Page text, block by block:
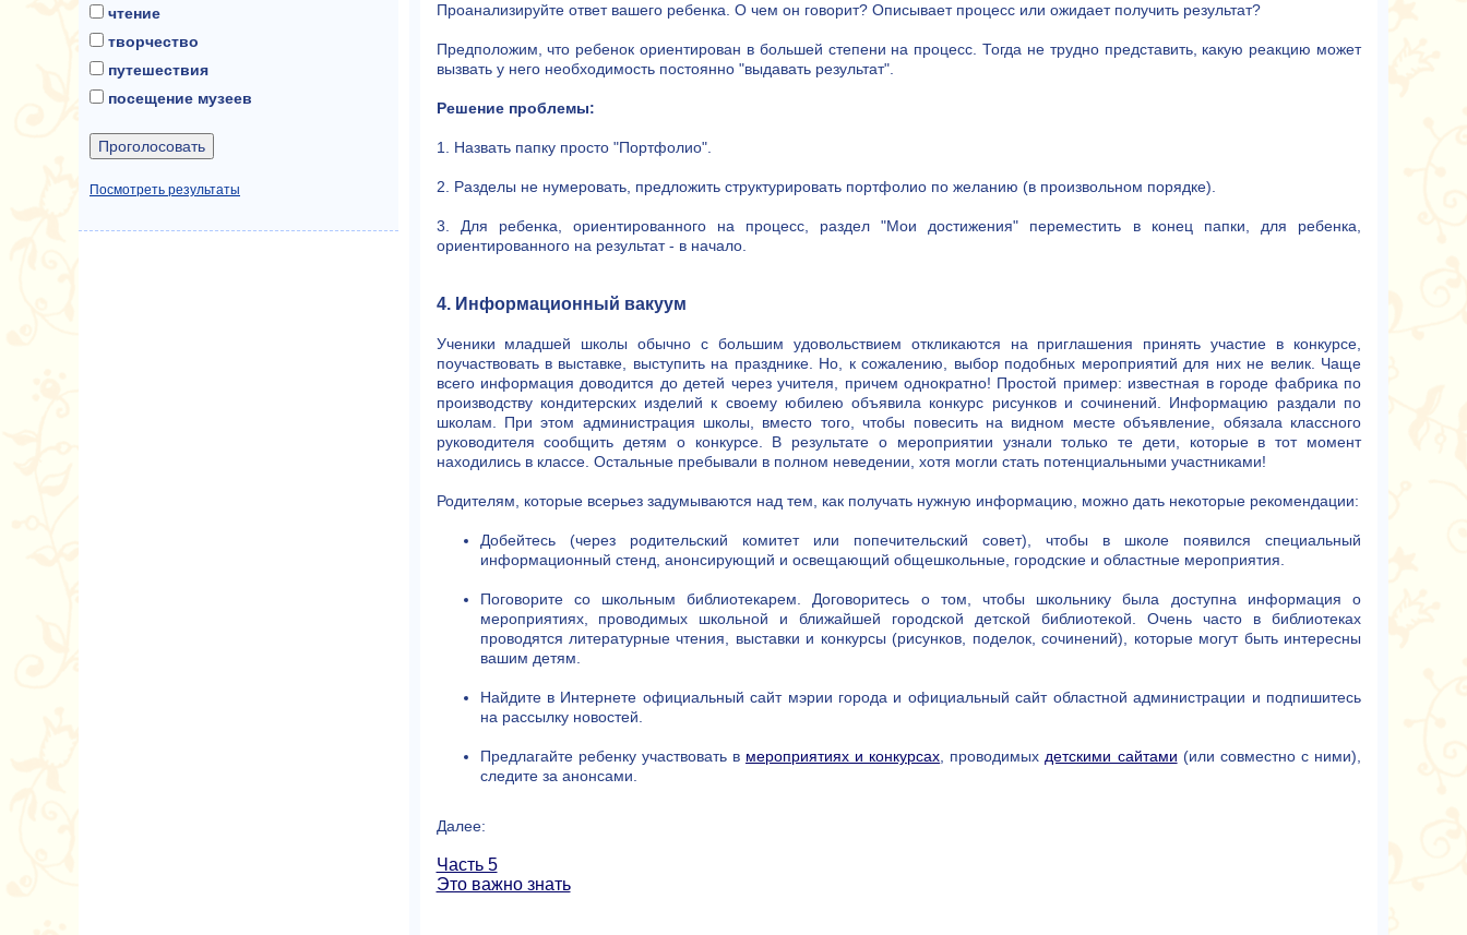
Проанализируйте ответ вашего ребенка. О чем он говорит? Описывает процесс или ожидает получить результат?
Предположим, что ребенок ориентирован в большей степени на процесс. Тогда не трудно представить, какую реакцию может
вызвать у него необходимость постоянно "выдавать результат".
Решение проблемы:
1. Назвать папку просто "Портфолио".
2. Разделы не нумеровать, предложить структурировать портфолио по желанию (в произвольном порядке).
3. Для ребенка, ориентированного на процесс, раздел "Мои достижения" переместить в конец папки, для ребенка,
ориентированного на результат - в начало.
4. Информационный вакуум
Ученики младшей школы обычно с большим удовольствием откликаются на приглашения принять участие в конкурсе,
поучаствовать в выставке, выступить на празднике. Но, к сожалению, выбор подобных мероприятий для них не велик. Чаще
всего информация доводится до детей через учителя, причем однократно! Простой пример: известная в городе фабрика по
производству кондитерских изделий к своему юбилею объявила конкурс рисунков и сочинений. Информацию раздали по
школам. При этом администрация школы, вместо того, чтобы повесить на видном месте объявление, обязала классного
руководителя сообщить детям о конкурсе. В результате о мероприятии узнали только те дети, которые в тот момент
находились в классе. Остальные пребывали в полном неведении, хотя могли стать потенциальными участниками!
Родителям, которые всерьез задумываются над тем, как получать нужную информацию, можно дать некоторые рекомендации:
Добейтесь (через родительский комитет или попечительский совет), чтобы в школе появился специальный
информационный стенд, анонсирующий и освещающий общешкольные, городские и областные мероприятия.
Поговорите со школьным библиотекарем. Договоритесь о том, чтобы школьнику была доступна информация о
мероприятиях, проводимых школьной и ближайшей городской детской библиотекой. Очень часто в библиотеках
проводятся литературные чтения, выставки и конкурсы (рисунков, поделок, сочинений), которые могут быть интересны
вашим детям.
Найдите в Интернете официальный сайт мэрии города и официальный сайт областной администрации и подпишитесь
на рассылку новостей.
Предлагайте ребенку участвовать в мероприятиях и конкурсах , проводимых детскими сайтами (или совместно с ними),
следите за анонсами.
Далее:
Часть 5
Это важно знать
чтение
творчество
путешествия
посещение музеев
Посмотреть результаты